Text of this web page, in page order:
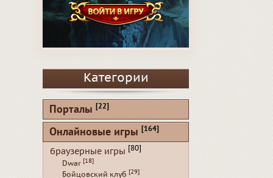
Категории
Порталы [22]
Онлайновые игры [164]
браузерные игры [80]
Dwar [18]
Бойцовский клуб [29]